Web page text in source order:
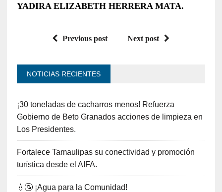
YADIRA ELIZABETH HERRERA MATA.
Previous post Next post
NOTICIAS RECIENTES
¡30 toneladas de cacharros menos! Refuerza
Gobierno de Beto Granados acciones de limpieza en
Los Presidentes.
Fortalece Tamaulipas su conectividad y promoción
turística desde el AIFA.
💧🚰 ¡Agua para la Comunidad!